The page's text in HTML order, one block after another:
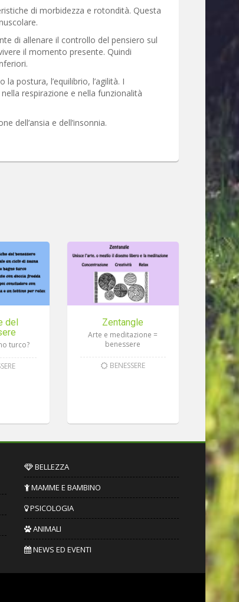
di morbidezza e rotondità. Questa
di allenare il controllo del pensiero sul
il momento presente. Quindi
postura, l’equilibrio, l’agilità. I
respirazione e nella funzionalità
dell’ansia e dell’insonnia.
del
turco?
Zentangle
Arte e meditazione =
benessere
BENESSERE
BELLEZZA
MAMME E BAMBINO
PSICOLOGIA
ANIMALI
NEWS ED EVENTI